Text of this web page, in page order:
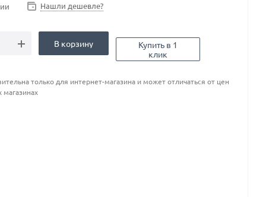
Нашли дешевле?
В корзину
Купить в 1
клик
только для интернет-магазина и может отличаться от цен
магазинах